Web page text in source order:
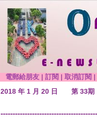
電郵給朋友 | 訂閱 | 取消訂閱 |
2018 年 1 月 20 日
第 33期
----------------------------------------